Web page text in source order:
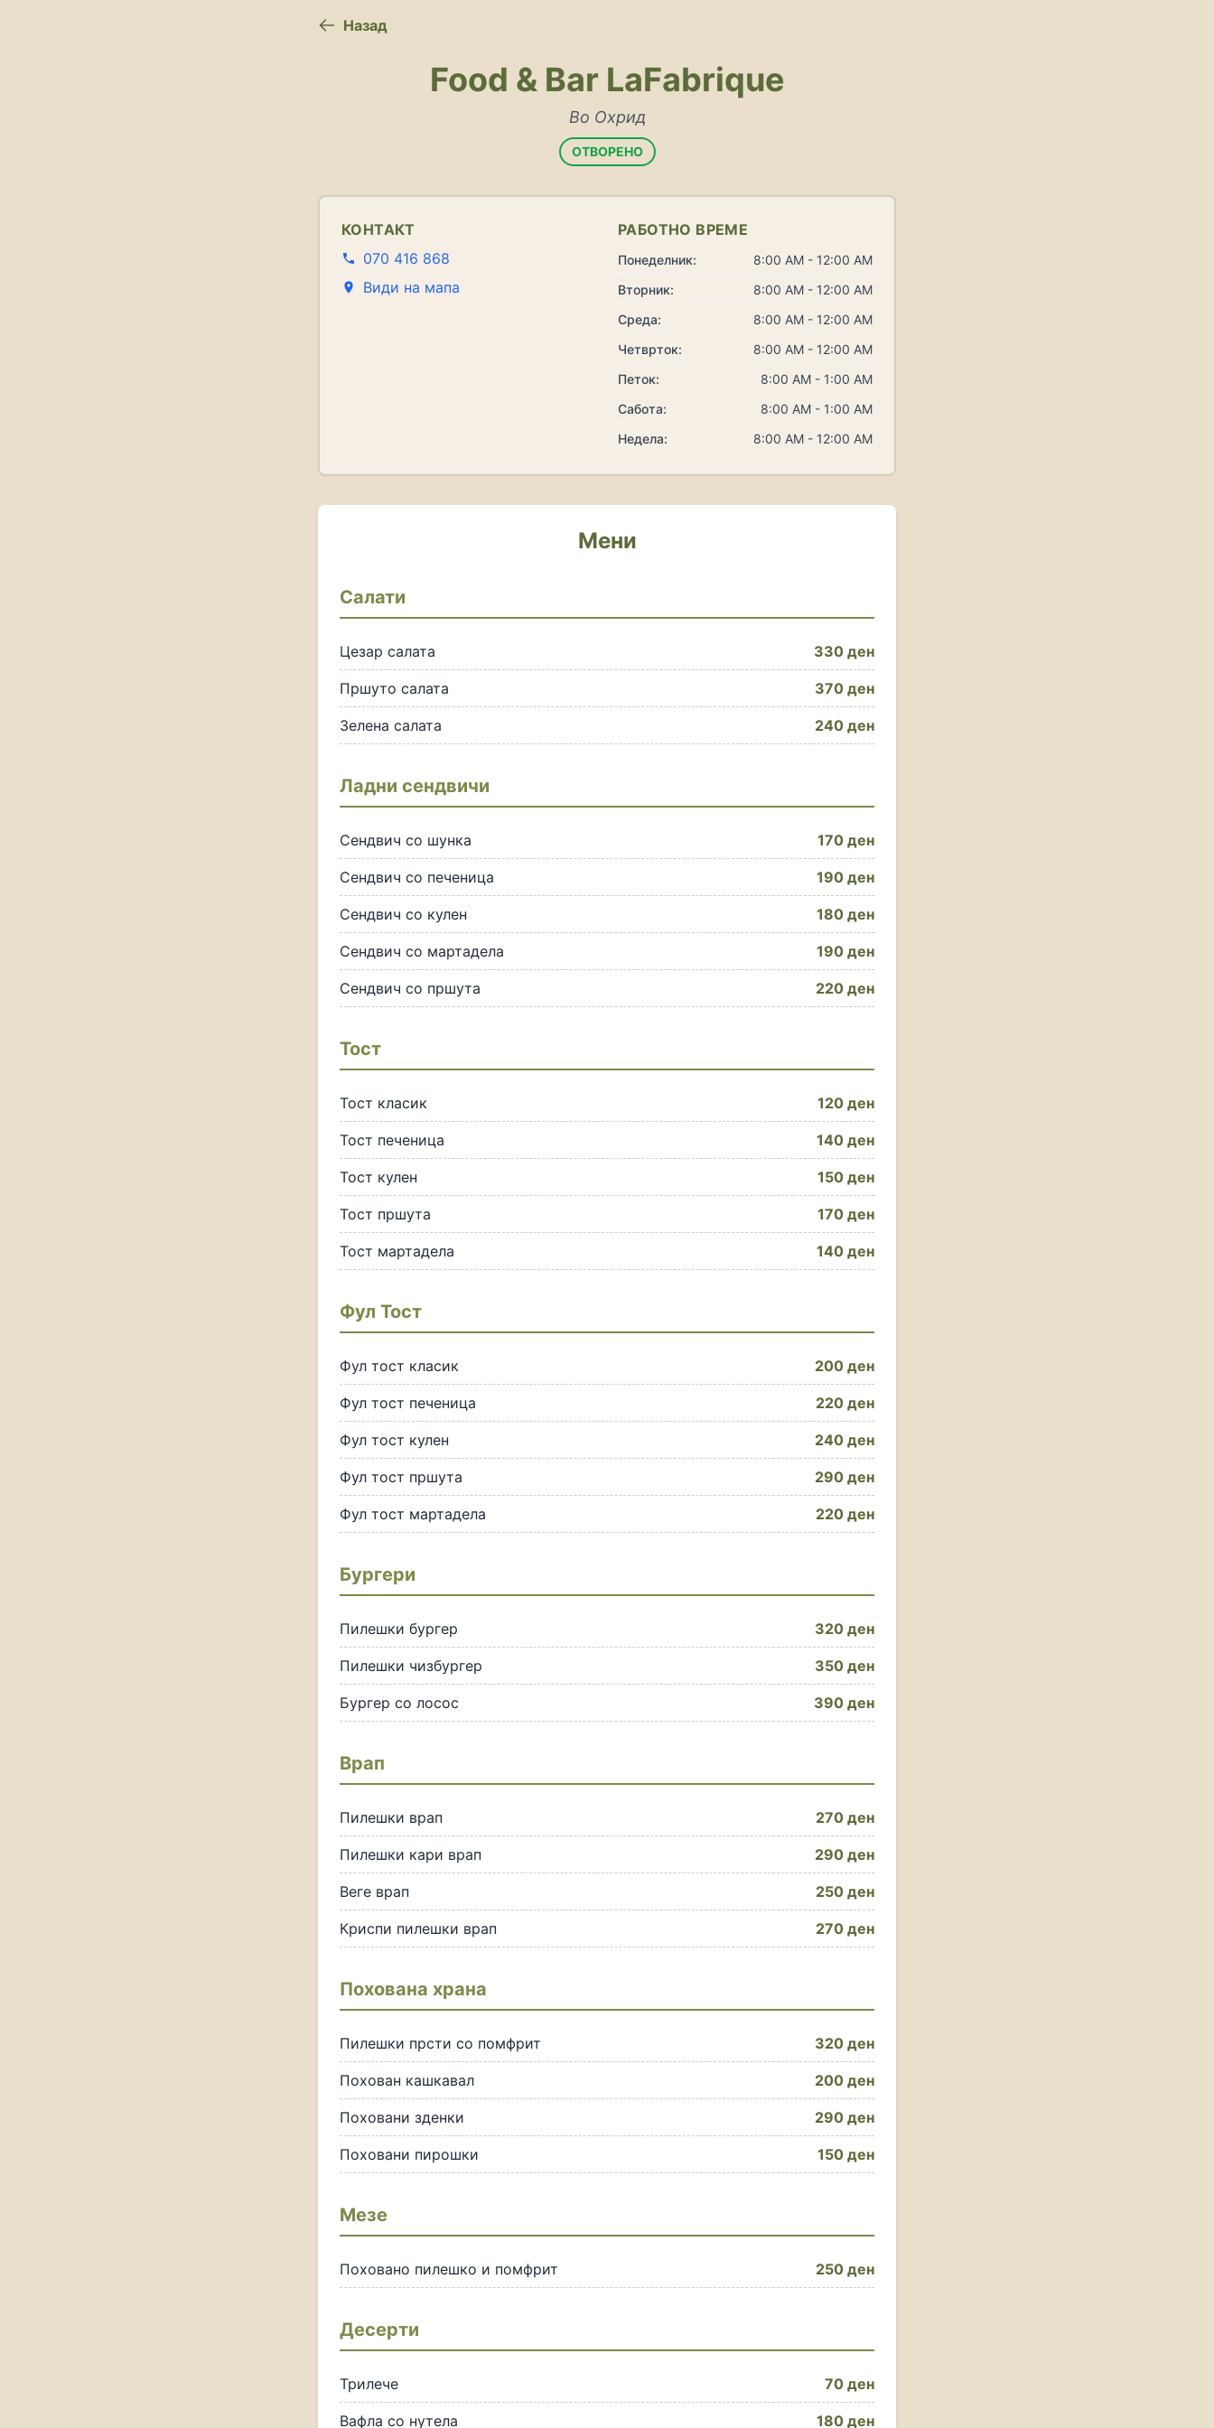
Назад
Food & Bar LaFabrique
Во Охрид
ОТВОРЕНО
КОНТАКТ
070 416 868
Види на мапа
РАБОТНО ВРЕМЕ
Понеделник:
8:00 AM - 12:00 AM
Вторник:
8:00 AM - 12:00 AM
Среда:
8:00 AM - 12:00 AM
Четврток:
8:00 AM - 12:00 AM
Петок:
8:00 AM - 1:00 AM
Сабота:
8:00 AM - 1:00 AM
Недела:
8:00 AM - 12:00 AM
Мени
Салати
Цезар салата 330 ден
Пршуто салата 370 ден
Зелена салата 240 ден
Ладни сендвичи
Сендвич со шунка 170 ден
Сендвич со печеница 190 ден
Сендвич со кулен 180 ден
Сендвич со мартадела 190 ден
Сендвич со пршута 220 ден
Тост
Тост класик 120 ден
Тост печеница 140 ден
Тост кулен 150 ден
Тост пршута 170 ден
Тост мартадела 140 ден
Фул Тост
Фул тост класик 200 ден
Фул тост печеница 220 ден
Фул тост кулен 240 ден
Фул тост пршута 290 ден
Фул тост мартадела 220 ден
Бургери
Пилешки бургер 320 ден
Пилешки чизбургер 350 ден
Бургер со лосос 390 ден
Врап
Пилешки врап 270 ден
Пилешки кари врап 290 ден
Веге врап 250 ден
Криспи пилешки врап 270 ден
Похована храна
Пилешки прсти со помфрит 320 ден
Похован кашкавал 200 ден
Поховани зденки 290 ден
Поховани пирошки 150 ден
Мезе
Поховано пилешко и помфрит 250 ден
Десерти
Трилече 70 ден
Вафла со нутела 180 ден